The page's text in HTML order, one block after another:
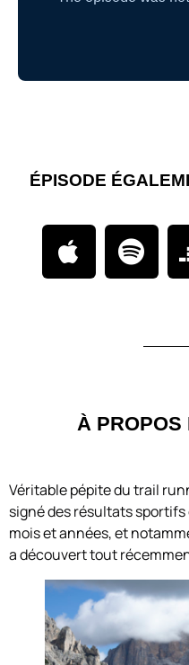
ÉPISODE
À PROPOS
Véritable pépite du trail
signé des résultats
mois et années, et
a découvert tout